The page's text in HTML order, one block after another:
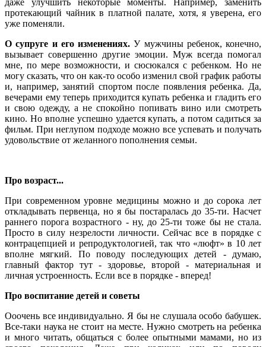
даже улучшить некоторые моменты. Например, заменить
протекающий чайник в платной палате, хотя, я уверена, его
уже поменяли.
О супруге и его изменениях. У мужчины ребенок, конечно,
вызывает совершенно другие эмоции. Муж всегда помогал
мне, по мере возможности, и сюсюкался с ребенком. Но не
могу сказать, что он как-то особо изменил свой график работы
и, например, занятий спортом после появления ребенка. Да,
вечерами ему теперь приходится купать ребенка и гладить его
и свою одежду, а не спокойно попивать вино или смотреть
кино. Но вполне успешно удается купать, а потом садиться за
фильм. При неглупом подходе можно все успевать и получать
удовольствие от желанного пополнения семьи.
Про возраст...
При современном уровне медицины можно и до сорока лет
откладывать первенца, но я бы постаралась до 35-ти. Насчет
раннего порога возрастного - ну, до 25-ти тоже бы не стала.
Просто в силу незрелости личности. Сейчас все в порядке с
контрацепцией и репродуктологией, так что «люфт» в 10 лет
вполне мягкий. По поводу последующих детей - думаю,
главный фактор тут - здоровье, второй - материальная и
личная устроенность. Если все в порядке - вперед!
Про воспитание детей и советы
Ооочень все индивидуально. Я бы не слушала особо бабушек.
Все-таки наука не стоит на месте. Нужно смотреть на ребенка
и много читать, общаться с более опытными мамами, но из